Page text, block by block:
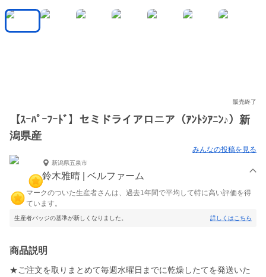
販売終了
【ｽｰﾊﾟｰﾌｰﾄﾞ】セミドライアロニア（ｱﾝﾄｼｱﾆﾝ♪）新
潟県産
みんなの投稿を見る
新潟県五泉市
鈴木雅晴 | ベルファーム
マークのついた生産者さんは、過去1年間で平均して特に高い評価を得
ています。
生産者バッジの基準が新しくなりました。 詳しくはこちら
商品説明
★ご注文を取りまとめて毎週水曜日までに乾燥したてを発送いた